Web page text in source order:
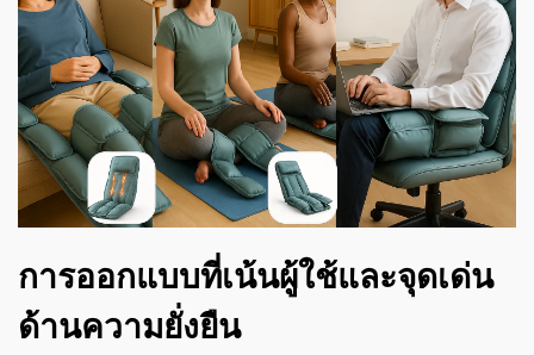
การออกแบบที่เน้นผู้ใช้และจุดเด่น
ด้านความยั่งยืน